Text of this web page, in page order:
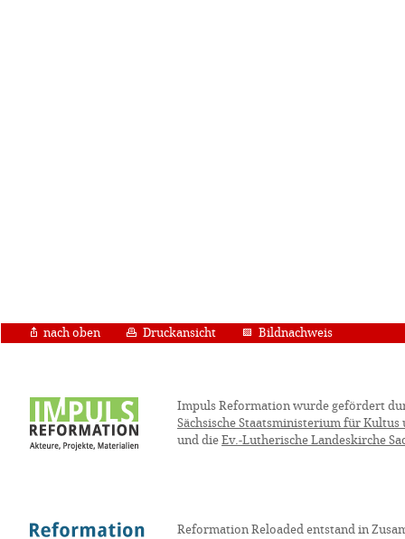
nach oben Druckansicht Bildnachweis
Impuls Reformation wurde gefördert
Sächsische Staatsministerium für Kultus
und die Ev.-Lutherische Landeskirche
Reformation Reloaded entstand in